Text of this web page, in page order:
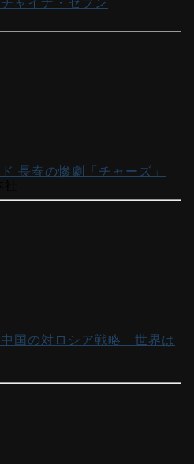
長春の惨劇「チャーズ」
国の対ロシア戦略 世界は